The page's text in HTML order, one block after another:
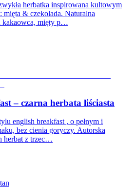
herbatka inspirowana kultowym
mięta & czekolada. Naturalna
kakaowca, mięty p…
– czarna herbata liściasta
english breakfast , o pełnym i
bez cienia goryczy. Autorska
herbat z trzec…